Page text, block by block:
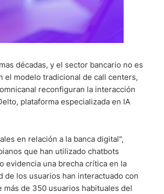
décadas, y el sector bancario no es
el modelo tradicional de call centers,
reconfiguran la interacción
plataforma especializada en IA
en relación a la banca digital",
que han utilizado chatbots
evidencia una brecha crítica en la
los usuarios han interactuado con
más de 350 usuarios habituales del